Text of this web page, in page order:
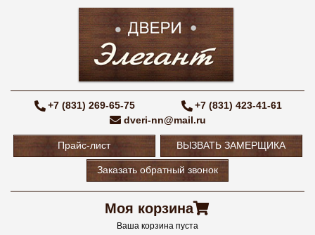
+7 (831) 269-65-75
+7 (831) 423-41-61
dveri-nn@mail.ru
Прайс-лист ВЫЗВАТЬ ЗАМЕРЩИКА
Заказать обратный звонок
Моя корзина
Ваша корзина пуста